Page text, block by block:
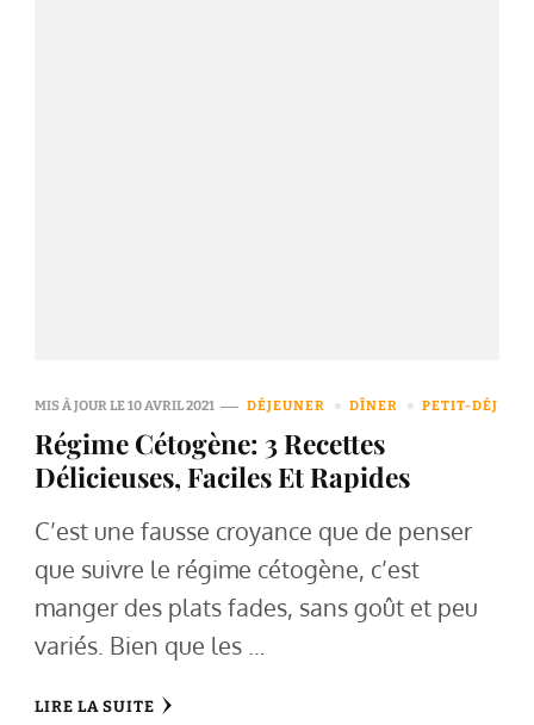
MIS À JOUR LE10 AVRIL 2021 DÉJEUNER DÎNER PETIT-DÉJ
Régime Cétogène: 3 Recettes
Délicieuses, Faciles Et Rapides
C’est une fausse croyance que de penser
que suivre le régime cétogène, c’est
manger des plats fades, sans goût et peu
variés. Bien que les …
LIRE LA SUITE